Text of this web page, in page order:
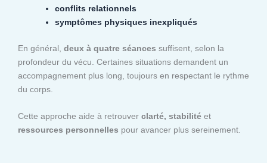
conflits relationnels
symptômes physiques inexpliqués
En général, deux à quatre séances suffisent, selon la
profondeur du vécu. Certaines situations demandent un
accompagnement plus long, toujours en respectant le rythme
du corps.
Cette approche aide à retrouver clarté, stabilité et
ressources personnelles pour avancer plus sereinement.